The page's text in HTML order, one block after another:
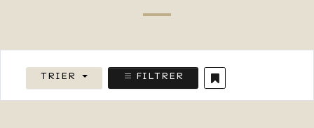
TRIER FILTRER